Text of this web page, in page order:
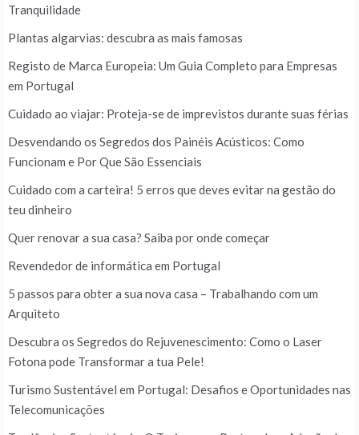
Tranquilidade
Plantas algarvias: descubra as mais famosas
Registo de Marca Europeia: Um Guia Completo para Empresas
em Portugal
Cuidado ao viajar: Proteja-se de imprevistos durante suas férias
Desvendando os Segredos dos Painéis Acústicos: Como
Funcionam e Por Que São Essenciais
Cuidado com a carteira! 5 erros que deves evitar na gestão do
teu dinheiro
Quer renovar a sua casa? Saiba por onde começar
Revendedor de informática em Portugal
5 passos para obter a sua nova casa – Trabalhando com um
Arquiteto
Descubra os Segredos do Rejuvenescimento: Como o Laser
Fotona pode Transformar a tua Pele!
Turismo Sustentável em Portugal: Desafios e Oportunidades nas
Telecomunicações